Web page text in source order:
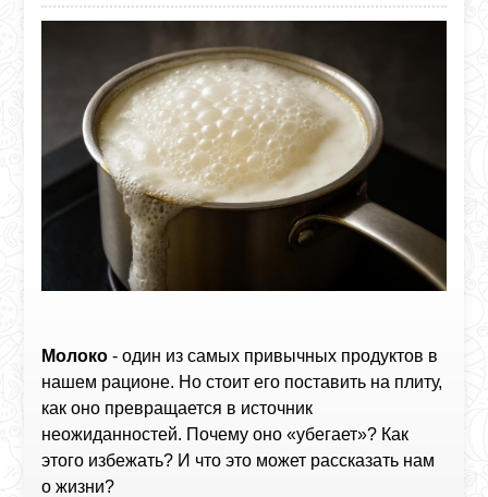
Молоко - один из самых привычных продуктов в
нашем рационе. Но стоит его поставить на плиту,
как оно превращается в источник
неожиданностей. Почему оно «убегает»? Как
этого избежать? И что это может рассказать нам
о жизни?